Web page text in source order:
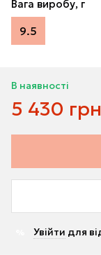
Вага виробу, г
9.5
В наявності
5 430 грн
Увійти для